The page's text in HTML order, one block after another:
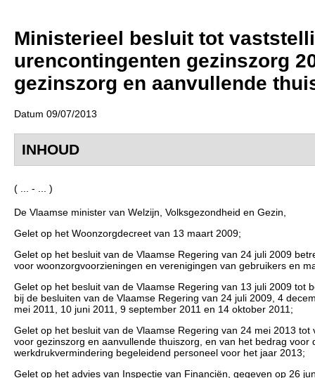
Ministerieel besluit tot
urencontingenten gezinszorg
gezinszorg en aanvullende
Datum 09/07/2013
INHOUD
( ... - ... )
De Vlaamse minister van Welzijn, Volksgezondheid en Gezin,
Gelet op het Woonzorgdecreet van 13 maart 2009;
Gelet op het besluit van de Vlaamse Regering van 24 juli 2009
voor woonzorgvoorzieningen en verenigingen van gebruikers en
Gelet op het besluit van de Vlaamse Regering van 13 juli 2009 tot
bij de besluiten van de Vlaamse Regering van 24 juli 2009, 4
mei 2011, 10 juni 2011, 9 september 2011 en 14 oktober 2011;
Gelet op het besluit van de Vlaamse Regering van 24 mei 2013
voor gezinszorg en aanvullende thuiszorg, en van het bedrag
werkdrukvermindering begeleidend personeel voor het jaar 2013;
Gelet op het advies van Inspectie van Financiën, gegeven op 26